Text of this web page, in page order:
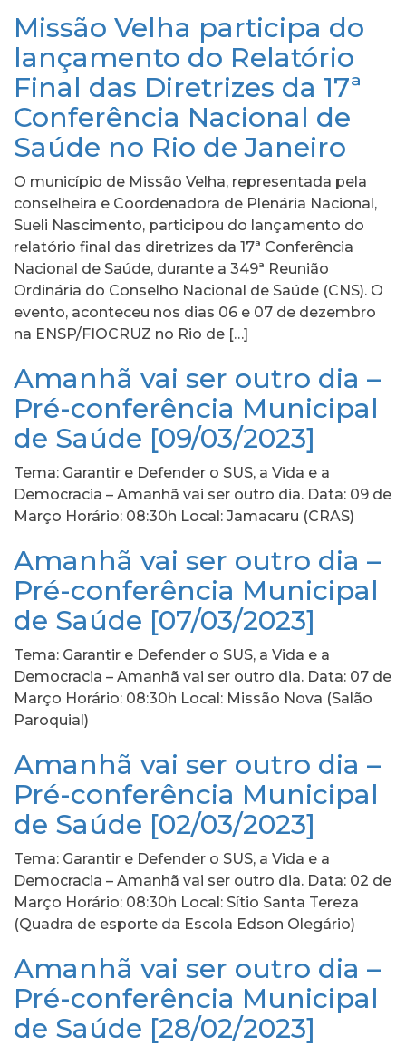
Missão Velha participa do
lançamento do Relatório
Final das Diretrizes da 17ª
Conferência Nacional de
Saúde no Rio de Janeiro
O município de Missão Velha, representada pela
conselheira e Coordenadora de Plenária Nacional,
Sueli Nascimento, participou do lançamento do
relatório final das diretrizes da 17ª Conferência
Nacional de Saúde, durante a 349ª Reunião
Ordinária do Conselho Nacional de Saúde (CNS). O
evento, aconteceu nos dias 06 e 07 de dezembro
na ENSP/FIOCRUZ no Rio de […]
Amanhã vai ser outro dia –
Pré-conferência Municipal
de Saúde [09/03/2023]
Tema: Garantir e Defender o SUS, a Vida e a
Democracia – Amanhã vai ser outro dia. Data: 09 de
Março Horário: 08:30h Local: Jamacaru (CRAS)
Amanhã vai ser outro dia –
Pré-conferência Municipal
de Saúde [07/03/2023]
Tema: Garantir e Defender o SUS, a Vida e a
Democracia – Amanhã vai ser outro dia. Data: 07 de
Março Horário: 08:30h Local: Missão Nova (Salão
Paroquial)
Amanhã vai ser outro dia –
Pré-conferência Municipal
de Saúde [02/03/2023]
Tema: Garantir e Defender o SUS, a Vida e a
Democracia – Amanhã vai ser outro dia. Data: 02 de
Março Horário: 08:30h Local: Sítio Santa Tereza
(Quadra de esporte da Escola Edson Olegário)
Amanhã vai ser outro dia –
Pré-conferência Municipal
de Saúde [28/02/2023]